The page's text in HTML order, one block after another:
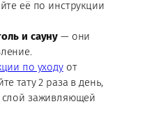
её по инструкции
и сауну — они
по уходуот
тату 2 раза в день,
слой заживляющей